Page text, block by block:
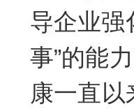
导企业强
事”的能
康一直